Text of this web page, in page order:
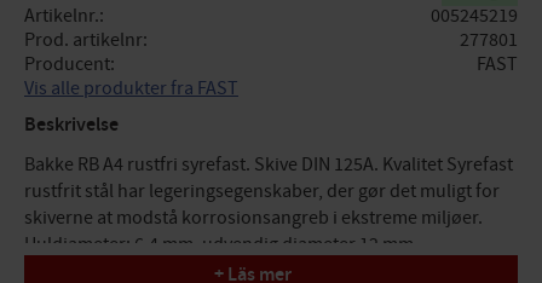
Artikelnr.
005245219
Prod. artikelnr
277801
Producent
FAST
Vis alle produkter fra FAST
Beskrivelse
Bakke RB A4 rustfri syrefast. Skive DIN 125A. Kvalitet Syrefast
rustfrit stål har legeringsegenskaber, der gør det muligt for
skiverne at modstå korrosionsangreb i ekstreme miljøer.
Huldiameter: 6,4 mm. udvendig diameter 12 mm.
Materialetykkelse 1,5 mm. Antal: 200 stk.
+ Läs mer